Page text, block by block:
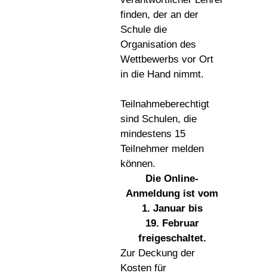
finden, der an der
Schule die
Organisation des
Wettbewerbs vor Ort
in die Hand nimmt.
Teilnahmeberechtigt
sind Schulen, die
mindestens 15
Teilnehmer melden
können.
Die Online-
Anmeldung ist vom
1. Januar bis
19. Februar
freigeschaltet.
Zur Deckung der
Kosten für